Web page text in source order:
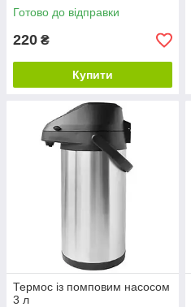
Готово до відправки
220 ₴
Купити
Термос із помповим насосом
3 л